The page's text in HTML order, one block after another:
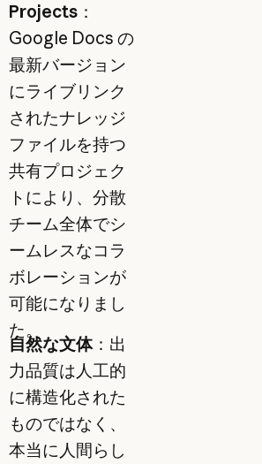
Projects：
Google Docs の
最新バージョン
にライブリンク
されたナレッジ
ファイルを持つ
共有プロジェク
トにより、分散
チーム全体でシ
ームレスなコラ
ボレーションが
可能になりまし
た。
自然な文体：出
力品質は人工的
に構造化された
ものではなく、
本当に人間らし